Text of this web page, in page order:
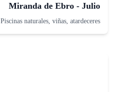
Miranda de Ebro - Julio
Piscinas naturales, viñas, atardeceres